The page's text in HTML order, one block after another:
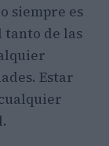
siempre es
tanto de las
Estar